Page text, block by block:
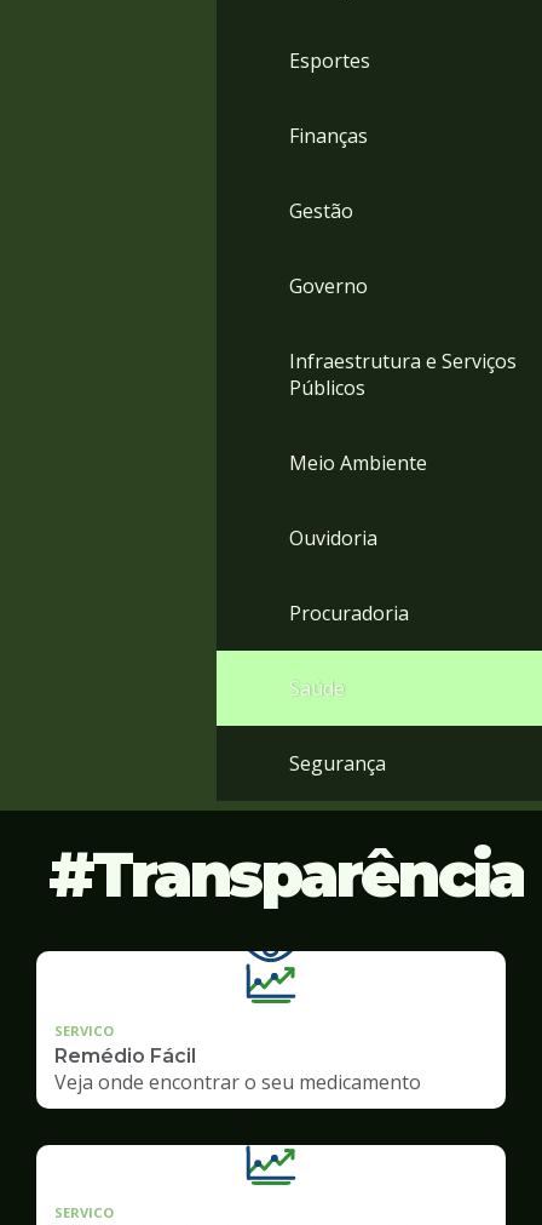
Esportes
Finanças
Gestão
Governo
Infraestrutura e Serviços
Públicos
Meio Ambiente
Ouvidoria
Procuradoria
Saúde
Segurança
Transparência
SERVICO
Remédio Fácil
Veja onde encontrar o seu medicamento
SERVICO